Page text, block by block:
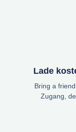
Lade
Bring a
Zugang,